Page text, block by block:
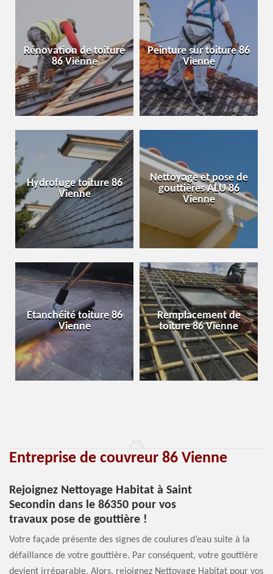
Rénovation de toiture
86 Vienne
Peinture sur toiture 86
Vienne
Hydrofuge toiture 86
Vienne
Nettoyage et pose de
gouttières ALU 86
Vienne
Etanchéité toiture 86
Vienne
Remplacement de
toiture 86 Vienne
Entreprise de couvreur 86 Vienne
Rejoignez Nettoyage Habitat à Saint
Secondin dans le 86350 pour vos
travaux pose de gouttière !
Votre façade présente des signes de coulures d’eau suite à la
défaillance de votre gouttière. Par conséquent, votre gouttière
devient irréparable. Alors, rejoignez Nettoyage Habitat pour vos